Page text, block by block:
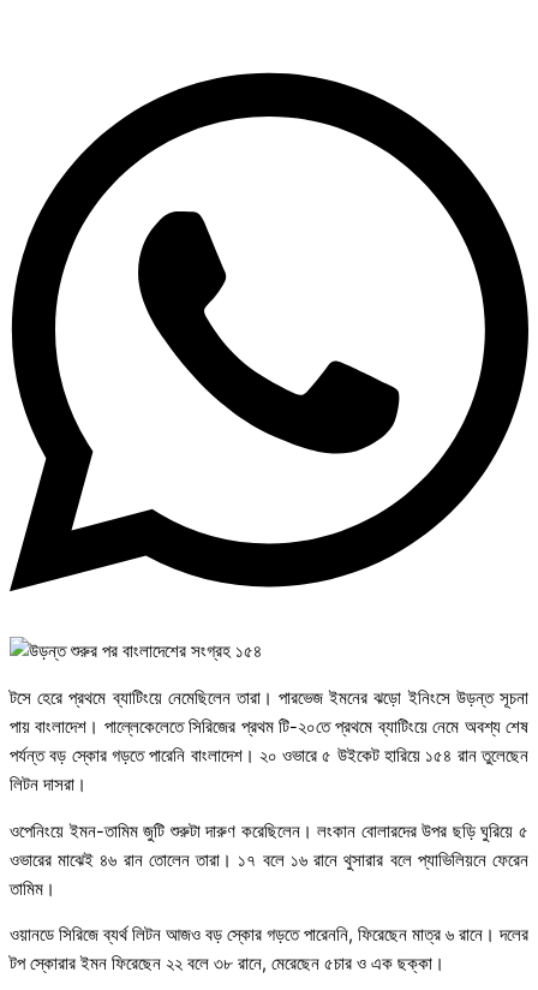
টসে হেরে প্রথমে ব্যাটিংয়ে নেমেছিলেন তারা। পারভেজ ইমনের ঝড়ো ইনিংসে উড়ন্ত সূচনা
পায় বাংলাদেশ। পাল্লেকেলেতে সিরিজের প্রথম টি-২০তে প্রথমে ব্যাটিংয়ে নেমে অবশ্য শেষ
পর্যন্ত বড় স্কোর গড়তে পারেনি বাংলাদেশ। ২০ ওভারে ৫ উইকেট হারিয়ে ১৫৪ রান তুলেছেন
লিটন দাসরা।
ওপেনিংয়ে ইমন-তামিম জুটি শুরুটা দারুণ করেছিলেন। লংকান বোলারদের উপর ছড়ি ঘুরিয়ে ৫
ওভারের মাঝেই ৪৬ রান তোলেন তারা। ১৭ বলে ১৬ রানে থুসারার বলে প্যাভিলিয়নে ফেরেন
তামিম।
ওয়ানডে সিরিজে ব্যর্থ লিটন আজও বড় স্কোর গড়তে পারেননি, ফিরেছেন মাত্র ৬ রানে। দলের
টপ স্কোরার ইমন ফিরেছেন ২২ বলে ৩৮ রানে, মেরেছেন ৫চার ও এক ছক্কা।